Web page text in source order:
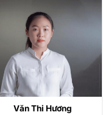
Văn Thi Hương